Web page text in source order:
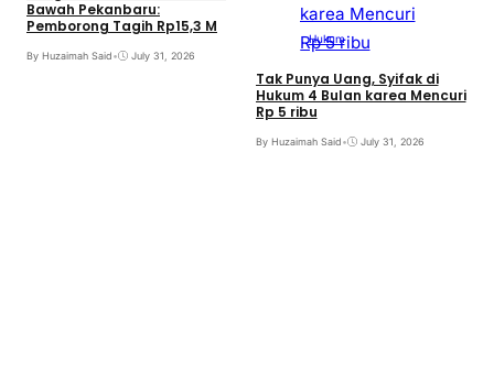
Bawah Pekanbaru:
Pemborong Tagih Rp15,3 M
By Huzaimah Said• July 31, 2026
Hukum
Tak Punya Uang, Syifak di
Hukum 4 Bulan karea Mencuri
Rp 5 ribu
By Huzaimah Said• July 31, 2026